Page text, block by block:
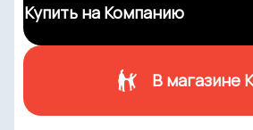
Купить на Компанию
В магазине